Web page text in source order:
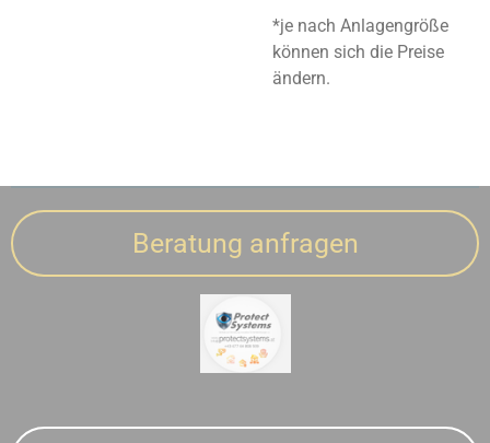
*je nach Anlagengröße
können sich die Preise
ändern.
Beratung anfragen